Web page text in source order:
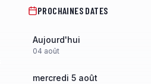
PROCHAINES DATES
Aujourd'hui
04 août
mercredi 5 août